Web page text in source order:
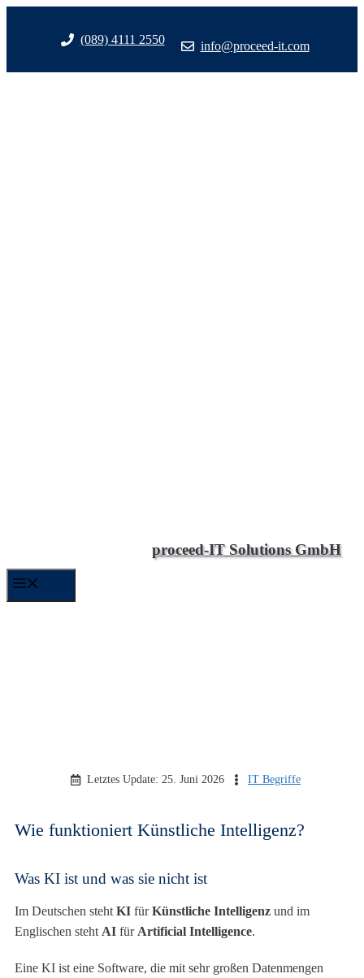
(089) 4111 2550 info@proceed-it.com
proceed-IT Solutions GmbH
Letztes Update: 25. Juni 2026 IT Begriffe
Wie funktioniert Künstliche Intelligenz?
Was KI ist und was sie nicht ist
Im Deutschen steht KI fürKünstliche Intelligenz und im
Englischen steht AI für Artificial Intelligence.
Eine KI ist eine Software, die mit sehr großen Datenmengen